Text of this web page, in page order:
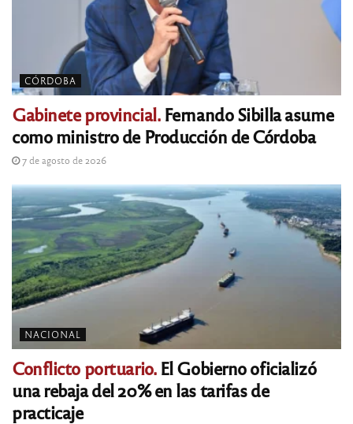
CÓRDOBA
Gabinete provincial.Fernando Sibilla asume
como ministro de Producción de Córdoba
7 de agosto de 2026
NACIONAL
Conflicto portuario.El Gobierno oficializó
una rebaja del 20% en las tarifas de
practicaje